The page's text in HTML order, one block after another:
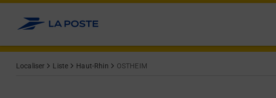
Allez au contenu
Localiser Liste Haut-Rhin OSTHEIM
Afficher ou masquer la réponse
Afficher ou masquer la réponse
Afficher ou masquer la réponse
Afficher ou masquer la réponse
Afficher ou masquer la réponse